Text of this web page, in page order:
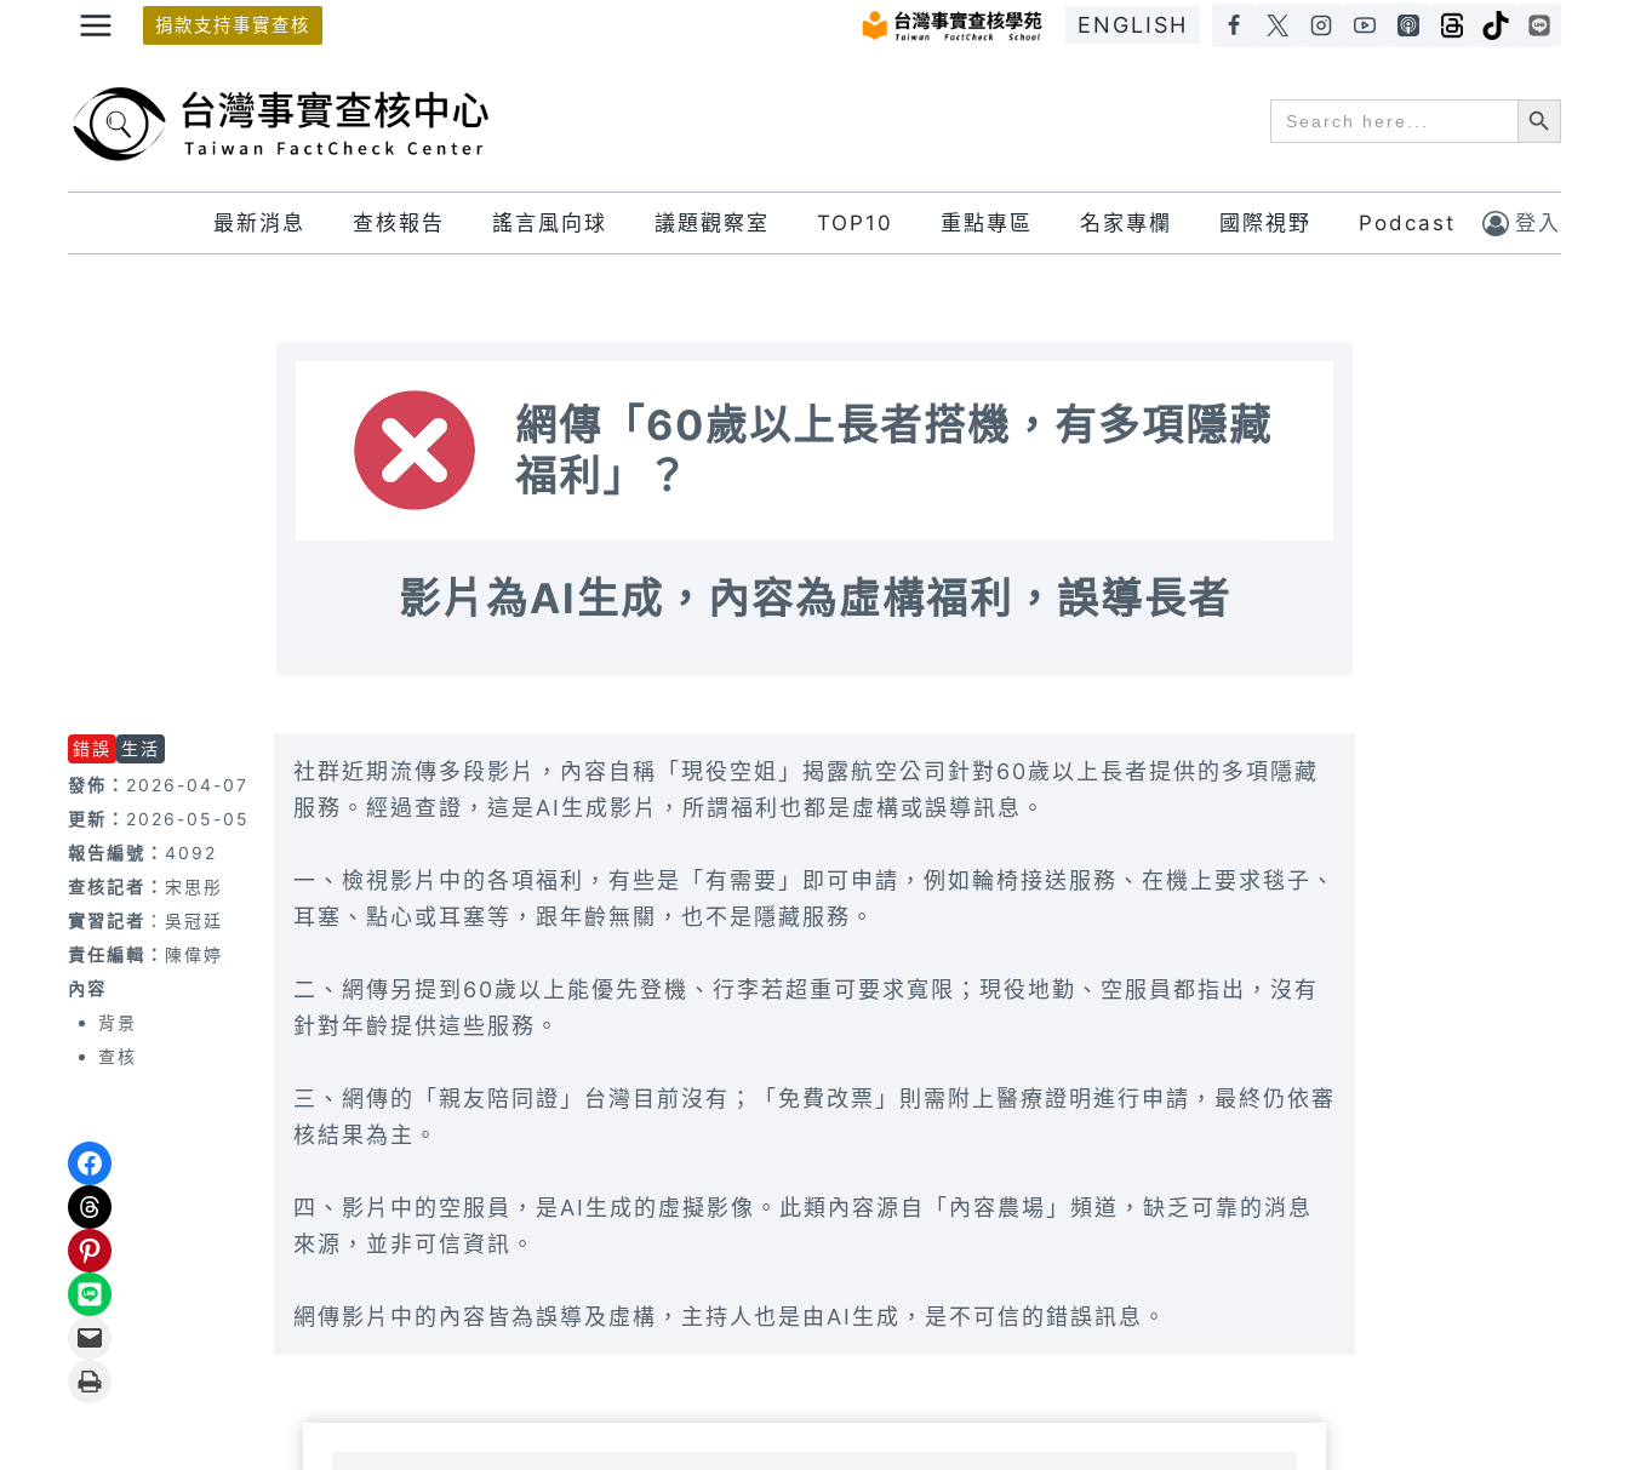
捐款支持事實查核 ENGLISH
Search
for:
Search Button
最新消息 查核報告 謠言風向球 議題觀察室 TOP10 重點專區 名家專欄 國際視野 Podcast 登入
網傳「60歲以上長者搭機，有多項隱藏
福利」？
影片為AI生成，內容為虛構福利，誤導長者
錯誤
生活
發佈： 2026-04-07
更新： 2026-05-05
報告編號： 4092
查核記者： 宋思彤
實習記者 ：吳冠廷
責任編輯： 陳偉婷
內容
背景
查核
Share on Facebook
Share on Threads
Share on Pinterest
Share on LINE
Email this Page
Print this Page
社群近期流傳多段影片，內容自稱「現役空姐」揭露航空公司針對60歲以上長者提供的多項隱藏
服務。經過查證，這是AI生成影片，所謂福利也都是虛構或誤導訊息。
一、檢視影片中的各項福利，有些是「有需要」即可申請，例如輪椅接送服務、在機上要求毯子、
耳塞、點心或耳塞等，跟年齡無關，也不是隱藏服務。
二、網傳另提到60歲以上能優先登機、行李若超重可要求寬限；現役地勤、空服員都指出，沒有
針對年齡提供這些服務。
三、網傳的「親友陪同證」台灣目前沒有；「免費改票」則需附上醫療證明進行申請，最終仍依審
核結果為主。
四、影片中的空服員，是AI生成的虛擬影像。此類內容源自「內容農場」頻道，缺乏可靠的消息
來源，並非可信資訊。
網傳影片中的內容皆為誤導及虛構，主持人也是由AI生成，是不可信的錯誤訊息。